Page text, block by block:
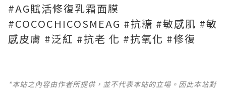
#AG賦活修復乳霜面膜
#COCOCHICOSMEAG #抗糖 #敏感肌 #敏
感皮膚 #泛紅 #抗老 化 #抗氧化 #修復
*本站之內容由作者所提供，並不代表本站的立場。因此本站對